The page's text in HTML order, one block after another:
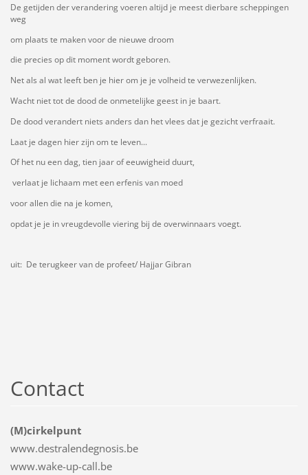
De getijden der verandering voeren altijd je meest dierbare scheppingen
weg
om plaats te maken voor de nieuwe droom
die precies op dit moment wordt geboren.
Net als al wat leeft ben je hier om je je volheid te verwezenlijken.
Wacht niet tot de dood de onmetelijke geest in je baart.
De dood verandert niets anders dan het vlees dat je gezicht verfraait.
Laat je dagen hier zijn om te leven...
Of het nu een dag, tien jaar of eeuwigheid duurt,
verlaat je lichaam met een erfenis van moed
voor allen die na je komen,
opdat je je in vreugdevolle viering bij de overwinnaars voegt.
uit: De terugkeer van de profeet/ Hajjar Gibran
Contact
(M)cirkelpunt
www.destralendegnosis.be
www.wake-up-call.be